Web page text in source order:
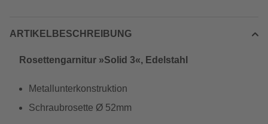
ARTIKELBESCHREIBUNG
Rosettengarnitur »Solid 3«, Edelstahl
Metallunterkonstruktion
Schraubrosette Ø 52mm